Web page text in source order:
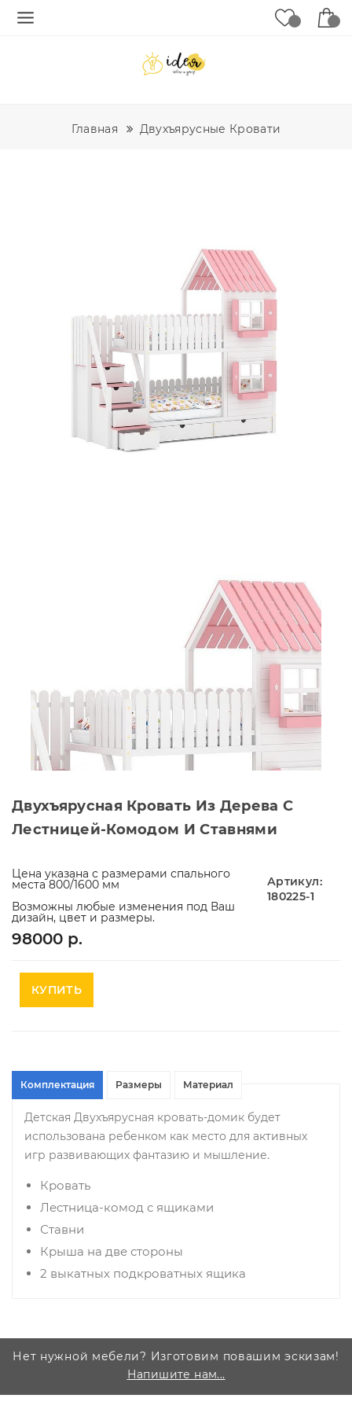
Главная Двухъярусные Кровати
Двухъярусная Кровать Из Дерева С
Лестницей-Комодом И Ставнями
Цена указана с размерами спального
места 800/1600 мм
Возможны любые изменения под Ваш
дизайн, цвет и размеры.
98000 р.
Артикул:
180225-1
КУПИТЬ
Комплектация Размеры Материал
Детская Двухъярусная кровать-домик будет
использована ребенком как место для активных
игр развивающих фантазию и мышление.
Кровать
Лестница-комод с ящиками
Ставни
Крыша на две стороны
2 выкатных подкроватных ящика
Нет нужной мебели? Изготовим повашим эскизам!
Напишите нам...